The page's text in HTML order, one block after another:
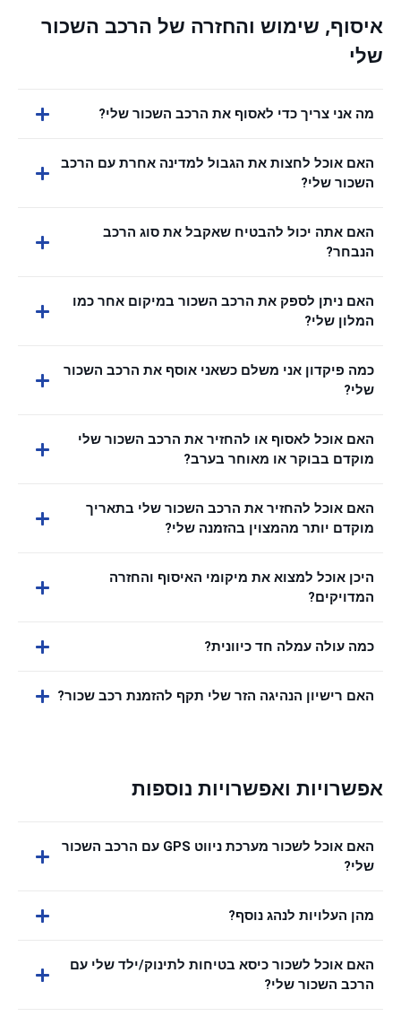
איסוף, שימוש והחזרה של הרכב השכור
שלי
מה אני צריך כדי לאסוף את הרכב השכור שלי?
האם אוכל לחצות את הגבול למדינה אחרת עם הרכב
השכור שלי?
האם אתה יכול להבטיח שאקבל את סוג הרכב
הנבחר?
האם ניתן לספק את הרכב השכור במיקום אחר כמו
המלון שלי?
כמה פיקדון אני משלם כשאני אוסף את הרכב השכור
שלי?
האם אוכל לאסוף או להחזיר את הרכב השכור שלי
מוקדם בבוקר או מאוחר בערב?
האם אוכל להחזיר את הרכב השכור שלי בתאריך
מוקדם יותר מהמצוין בהזמנה שלי?
היכן אוכל למצוא את מיקומי האיסוף והחזרה
המדויקים?
כמה עולה עמלה חד כיוונית?
האם רישיון הנהיגה הזר שלי תקף להזמנת רכב שכור?
אפשרויות ואפשרויות נוספות
האם אוכל לשכור מערכת ניווט GPS עם הרכב השכור
שלי?
מהן העלויות לנהג נוסף?
האם אוכל לשכור כיסא בטיחות לתינוק/ילד שלי עם
הרכב השכור שלי?